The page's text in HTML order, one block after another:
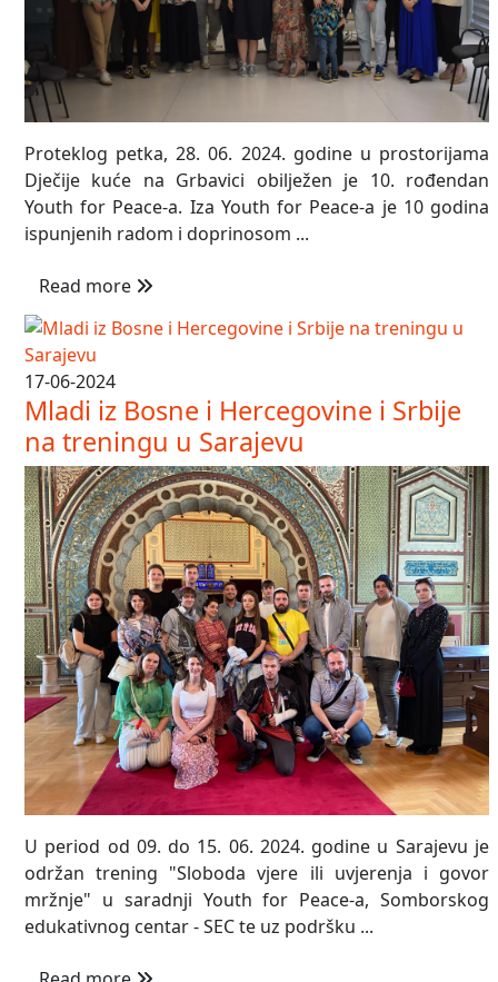
Proteklog petka, 28. 06. 2024. godine u prostorijama
Dječije kuće na Grbavici obilježen je 10. rođendan
Youth for Peace-a. Iza Youth for Peace-a je 10 godina
ispunjenih radom i doprinosom ...
Read more
17-06-2024
Mladi iz Bosne i Hercegovine i Srbije
na treningu u Sarajevu
U period od 09. do 15. 06. 2024. godine u Sarajevu je
održan trening "Sloboda vjere ili uvjerenja i govor
mržnje" u saradnji Youth for Peace-a, Somborskog
edukativnog centar - SEC te uz podršku ...